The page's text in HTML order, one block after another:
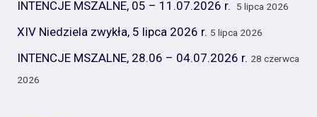
INTENCJE MSZALNE, 05 – 11.07.2026 r. 5 lipca 2026
XIV Niedziela zwykła, 5 lipca 2026 r. 5 lipca 2026
INTENCJE MSZALNE, 28.06 – 04.07.2026 r. 28 czerwca
2026